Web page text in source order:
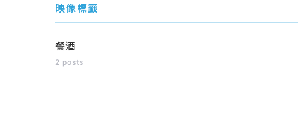
映像標籤
餐酒
2 posts